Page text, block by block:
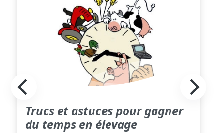
Trucs et astuces pour gagner
du temps en élevage